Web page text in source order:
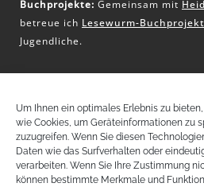
Um Ihnen ein optimales Erlebnis zu
wie Cookies, um Geräteinformationen zu
zuzugreifen. Wenn Sie diesen
Daten wie das Surfverhalten oder
verarbeiten. Wenn Sie Ihre Zustimmung
können bestimmte Merkmale und
Buchprojekte: Gemeinsam mit
betreue ich Lesewurm-
Jugendliche.
Christina Pritz
+43 (0) 650 51 32 797
christina@pritz-design.at